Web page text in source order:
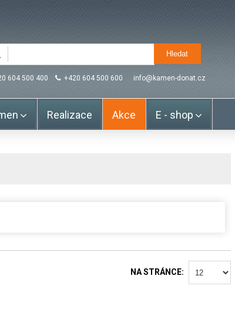
604 500 400 +420 604 500 600 info@kamen-donat.cz
Realizace Akce E - shop
NA STRÁNCE: